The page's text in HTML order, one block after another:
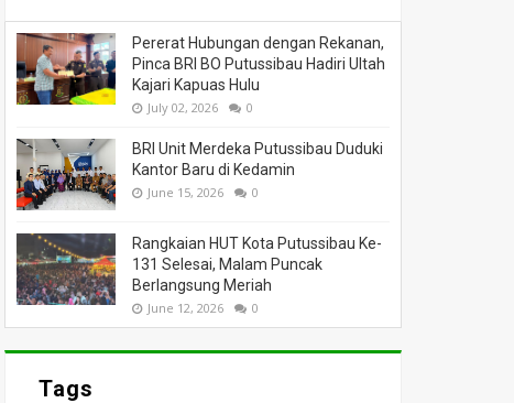
Pererat Hubungan dengan Rekanan,
Pinca BRI BO Putussibau Hadiri Ultah
Kajari Kapuas Hulu
July 02, 2026 0
BRI Unit Merdeka Putussibau Duduki
Kantor Baru di Kedamin
June 15, 2026 0
Rangkaian HUT Kota Putussibau Ke-
131 Selesai, Malam Puncak
Berlangsung Meriah
June 12, 2026 0
Tags